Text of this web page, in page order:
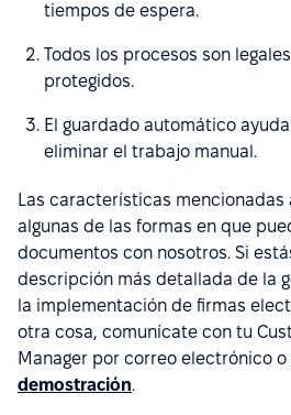
tiempos de espera.
Todos los procesos son
protegidos.
El guardado automático
eliminar el trabajo manual.
Las características
algunas de las formas en que
documentos con nosotros. Si
descripción más detallada de la
la implementación de firmas
otra cosa, comunícate con tu
Manager por correo electrónico o
demostración.